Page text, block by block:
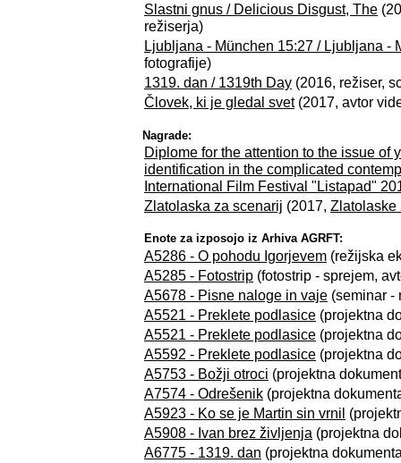
Slastni gnus / Delicious Disgust, The
režiserja)
Ljubljana - München 15:27 / Ljubljana -
fotografije)
1319. dan / 1319th Day (2016, režiser,
Človek, ki je gledal svet(2017, avtor
Nagrade:
Diplome for the attention to the issue of
identification in the complicated
International Film Festival "Listapad"
Zlatolaska za scenarij (2017, Zlatolaske
Enote za izposojo iz Arhiva AGRFT:
A5286 - O pohodu Igorjevem (režijska
A5285 - Fotostrip (fotostrip - sprejem,
A5678 - Pisne naloge in vaje (seminar -
A5521 - Preklete podlasice (projektna
A5521 - Preklete podlasice (projektna
A5592 - Preklete podlasice (projektna
A5753 - Božji otroci (projektna
A7574 - Odrešenik (projektna
A5923 - Ko se je Martin sin vrnil
A5908 - Ivan brez življenja (projektna
A6775 - 1319. dan (projektna